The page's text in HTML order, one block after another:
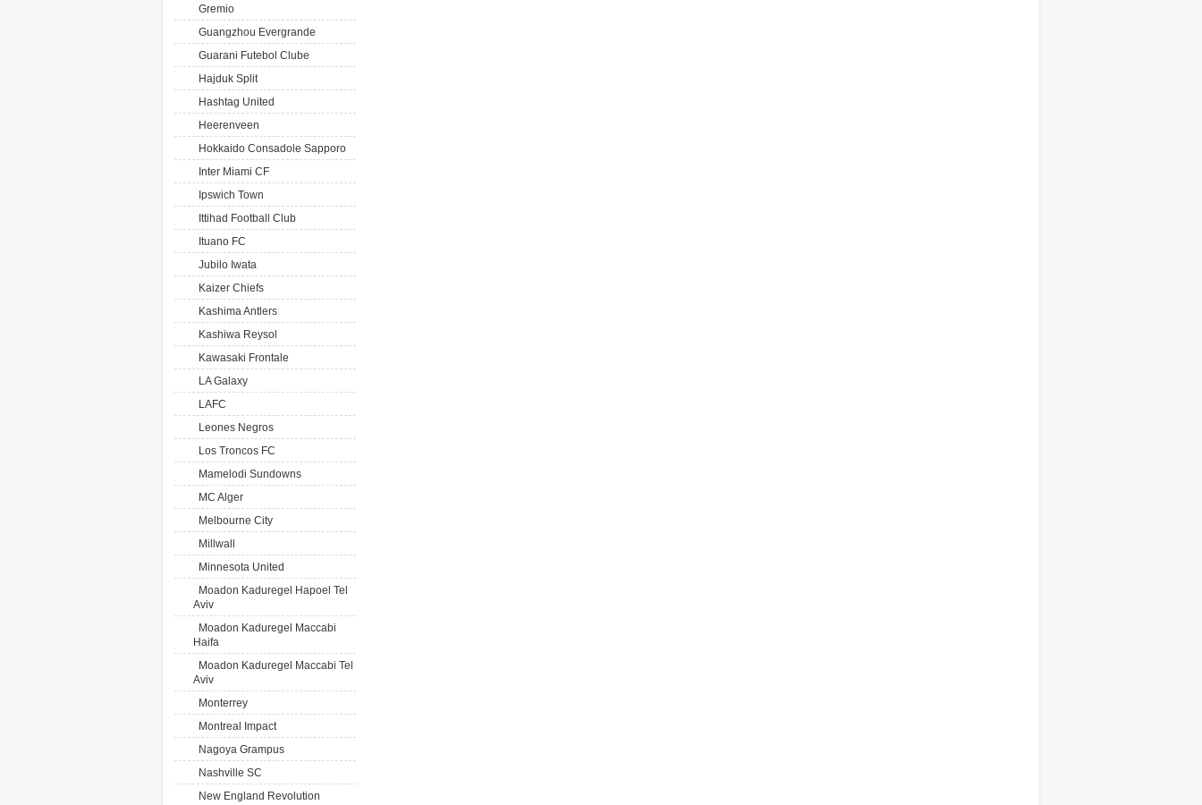
Gremio
Guangzhou Evergrande
Guarani Futebol Clube
Hajduk Split
Hashtag United
Heerenveen
Hokkaido Consadole Sapporo
Inter Miami CF
Ipswich Town
Ittihad Football Club
Ituano FC
Jubilo Iwata
Kaizer Chiefs
Kashima Antlers
Kashiwa Reysol
Kawasaki Frontale
LA Galaxy
LAFC
Leones Negros
Los Troncos FC
Mamelodi Sundowns
MC Alger
Melbourne City
Millwall
Minnesota United
Moadon Kaduregel Hapoel Tel
Aviv
Moadon Kaduregel Maccabi
Haifa
Moadon Kaduregel Maccabi Tel
Aviv
Monterrey
Montreal Impact
Nagoya Grampus
Nashville SC
New England Revolution